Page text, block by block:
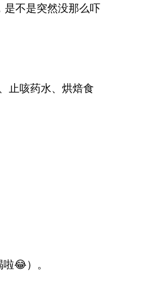
是不是突然没那么吓
止咳药水、烘焙食
😂）。